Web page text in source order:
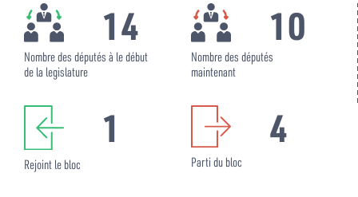
14
Nombre des députés à le début
de la legislature
10
Nombre des députés
maintenant
1
Rejoint le bloc
4
Parti du bloc